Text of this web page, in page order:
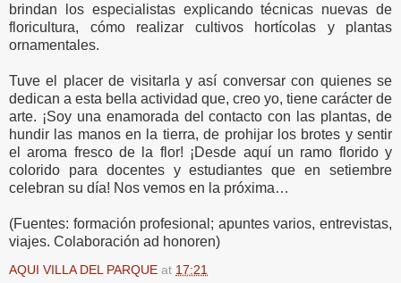
brindan los especialistas explicando técnicas nuevas de
floricultura, cómo realizar cultivos hortícolas y plantas
ornamentales.
Tuve el placer de visitarla y así conversar con quienes se
dedican a esta bella actividad que, creo yo, tiene carácter de
arte. ¡Soy una enamorada del contacto con las plantas, de
hundir las manos en la tierra, de prohijar los brotes y sentir
el aroma fresco de la flor! ¡Desde aquí un ramo florido y
colorido para docentes y estudiantes que en setiembre
celebran su día! Nos vemos en la próxima…
(Fuentes: formación profesional; apuntes varios, entrevistas,
viajes. Colaboración ad honoren)
AQUI VILLA DEL PARQUE at 17:21